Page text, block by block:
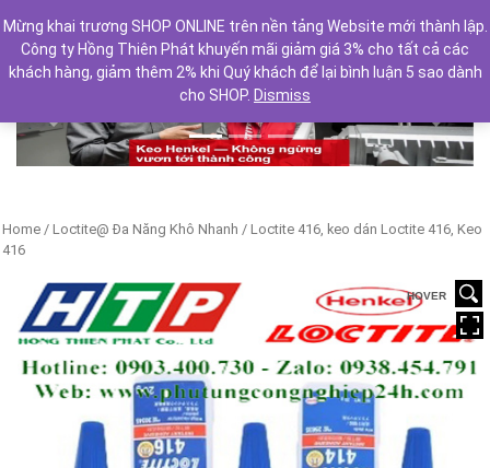
Previous Next
Home / Loctite@ Đa Năng Khô Nhanh / Loctite 416, keo dán Loctite 416, Keo
416
HOVER
Mừng khai trương SHOP ONLINE trên nền tảng Website mới thành lập.
Công ty Hồng Thiên Phát khuyến mãi giảm giá 3% cho tất cả các
khách hàng, giảm thêm 2% khi Quý khách để lại bình luận 5 sao dành
cho SHOP. Dismiss